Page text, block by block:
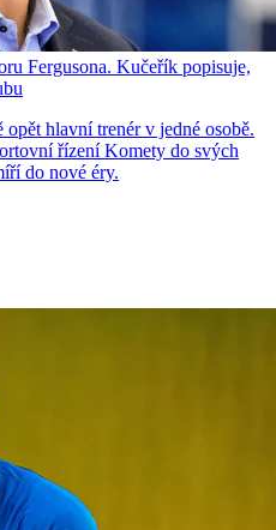
Fergusona. Kučeřík popisuje,
hlavní trenér v jedné osobě.
řízení Komety do svých
do nové éry.